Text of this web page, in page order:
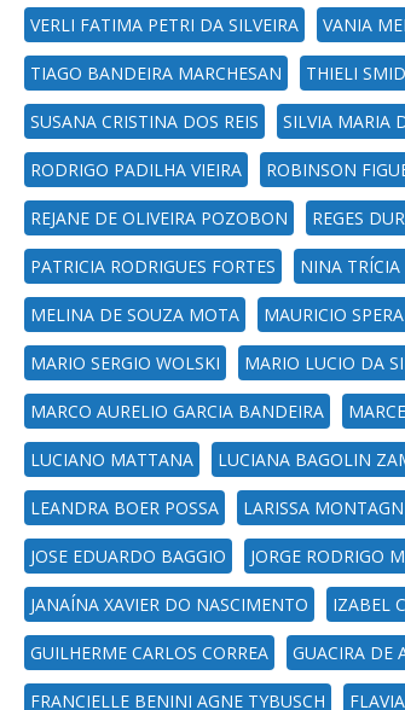
VERLI FATIMA PETRI DA SILVEIRA VANIA
TIAGO BANDEIRA MARCHESAN THIELI
SUSANA CRISTINA DOS REIS SILVIA MARIA
RODRIGO PADILHA VIEIRA ROBINSON
REJANE DE OLIVEIRA POZOBON REGES
PATRICIA RODRIGUES FORTES NINA TRÍCIA
MELINA DE SOUZA MOTA MAURICIO
MARIO SERGIO WOLSKI MARIO LUCIO DA
MARCO AURELIO GARCIA BANDEIRA
LUCIANO MATTANA LUCIANA BAGOLIN
LEANDRA BOER POSSA LARISSA
JOSE EDUARDO BAGGIO JORGE RODRIGO
JANAÍNA XAVIER DO NASCIMENTO IZABEL
GUILHERME CARLOS CORREA GUACIRA DE
FRANCIELLE BENINI AGNE TYBUSCH